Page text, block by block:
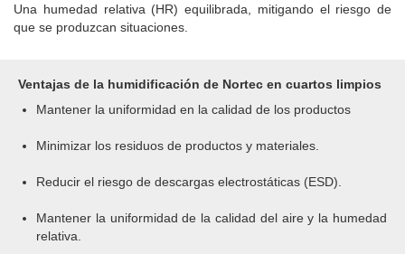
Una humedad relativa (HR) equilibrada, mitigando el riesgo de
que se produzcan situaciones.
Ventajas de la humidificación de Nortec en cuartos limpios
Mantener la uniformidad en la calidad de los productos
Minimizar los residuos de productos y materiales.
Reducir el riesgo de descargas electrostáticas (ESD).
Mantener la uniformidad de la calidad del aire y la humedad
relativa.